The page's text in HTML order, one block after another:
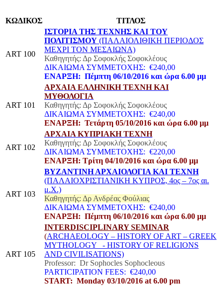
ΚΩΔΙΚΟΣ ΤΙΤΛΟΣ
ART 100
ΙΣΤΟΡΙΑ ΤΗΣ ΤΕΧΝΗΣ ΚΑΙ ΤΟΥ
ΠΟΛΙΤΙΣΜΟΥ (ΠΑΛΑΙΟΛΙΘΙΚΗ ΠΕΡΙΟΔΟΣ
ΜΕΧΡΙ ΤΟΝ ΜΕΣΑΙΩΝΑ)
Καθηγητής: Δρ Σοφοκλής Σοφοκλέους
ΔΙΚΑΙΩΜΑ ΣΥΜΜΕΤΟΧΗΣ: €240,00
ΕΝΑΡΞΗ: Πέμπτη 06/10/2016 και ώρα 6.00 μμ
ART 101
ΑΡΧΑΙΑ ΕΛΛΗΝΙΚΗ ΤΕΧΝΗ ΚΑΙ
ΜΥΘΟΛΟΓΙΑ
Καθηγητής: Δρ Σοφοκλής Σοφοκλέους
ΔΙΚΑΙΩΜΑ ΣΥΜΜΕΤΟΧΗΣ: €240,00
ΕΝΑΡΞΗ: Τετάρτη 05/10/2016 και ώρα 6.00 μμ
ART 102
ΑΡΧΑΙΑ ΚΥΠΡΙΑΚΗ ΤΕΧΝΗ
Καθηγητής: Δρ Σοφοκλής Σοφοκλέους
ΔΙΚΑΙΩΜΑ ΣΥΜΜΕΤΟΧΗΣ: €220,00
ΕΝΑΡΞΗ: Τρίτη 04/10/2016 και ώρα 6.00 μμ
ART 103
ΒΥΖΑΝΤΙΝΗ ΑΡΧΑΙΟΛΟΓΙΑ ΚΑΙ ΤΕΧΝΗ
(ΠΑΛΑΙΟΧΡΙΣΤΙΑΝΙΚΗ ΚΥΠΡΟΣ, 4ος – 7ος αι.
μ.Χ.)
Καθηγητής: Δρ Ανδρέας Φούλιας
ΔΙΚΑΙΩΜΑ ΣΥΜΜΕΤΟΧΗΣ: €240,00
ΕΝΑΡΞΗ: Πέμπτη 06/10/2016 και ώρα 6.00 μμ
ART 105
INTERDISCIPLINARY SEMINAR
(ARCHAEOLOGY – HISTORY OF ART – GREEK
MYTHOLOGY
- HISTORY OF RELIGIONS
AND CIVILISATIONS)
Professor: Dr Sophocles Sophocleous
PARTICIPATION FEES: €240,00
START: Monday 03/10/2016 at 6.00 pm